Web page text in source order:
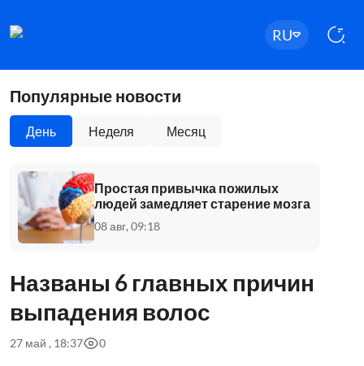
RU
Популярные новости
День Неделя Месяц
Простая привычка пожилых
людей замедляет старение мозга
08 авг, 09:18
Названы 6 главных причин
выпадения волос
27 май , 18:37 0